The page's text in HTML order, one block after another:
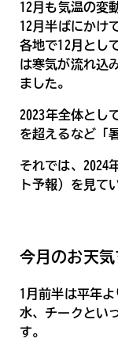
12月も気温の変
12月半ばにかけ
各地で12月とし
は寒気が流れ込
ました。
2023年全体とし
を超えるなど「
それでは、2024
ト予報）を見て
今月のお天
1月前半は平年
水、チークとい
す。